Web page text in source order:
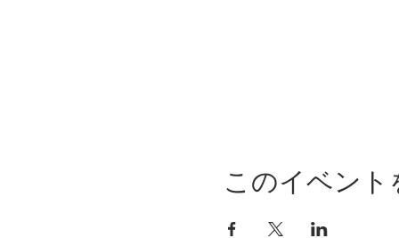
このイベント